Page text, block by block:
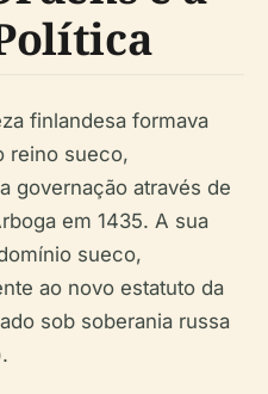
finlandesa formava
reino sueco,
governação através de
em 1435. A sua
sueco,
ao novo estatuto da
sob soberania russa